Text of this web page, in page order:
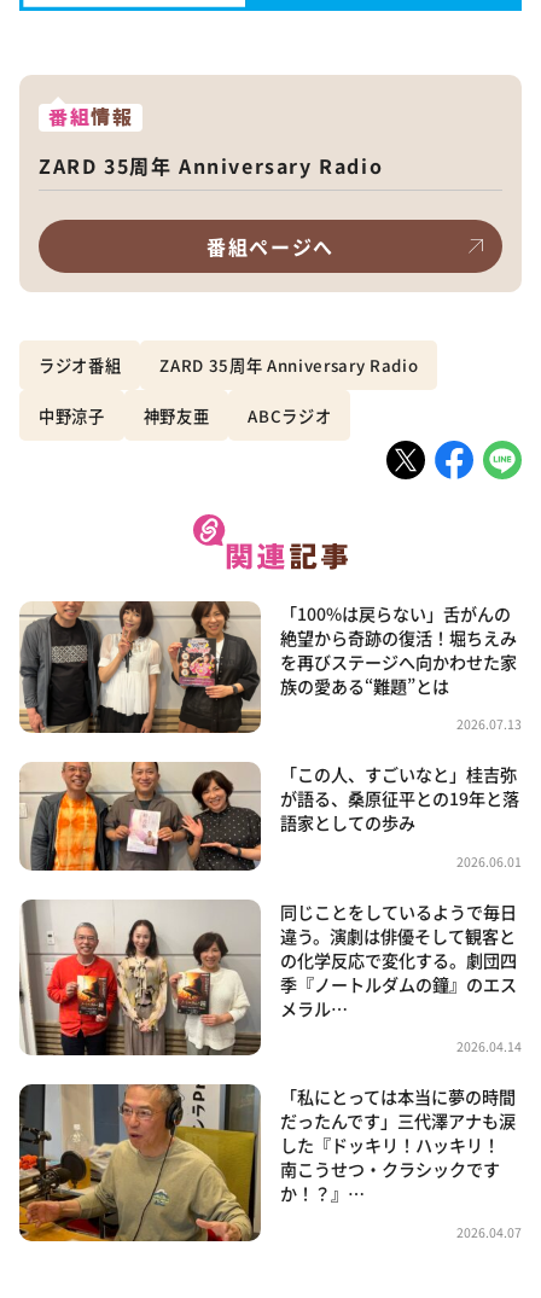
番組情報
ZARD 35周年 Anniversary Radio
番組ページへ
ラジオ番組 ZARD 35周年 Anniversary Radio
中野涼子 神野友亜 ABCラジオ
「100%は戻らない」舌がんの
絶望から奇跡の復活！堀ちえみ
を再びステージへ向かわせた家
族の愛ある“難題”とは
2026.07.13
「この人、すごいなと」桂吉弥
が語る、桑原征平との19年と落
語家としての歩み
2026.06.01
同じことをしているようで毎日
違う。演劇は俳優そして観客と
の化学反応で変化する。劇団四
季『ノートルダムの鐘』のエス
メラル…
2026.04.14
「私にとっては本当に夢の時間
だったんです」三代澤アナも涙
した『ドッキリ！ハッキリ！
南こうせつ・クラシックです
か！？』…
2026.04.07